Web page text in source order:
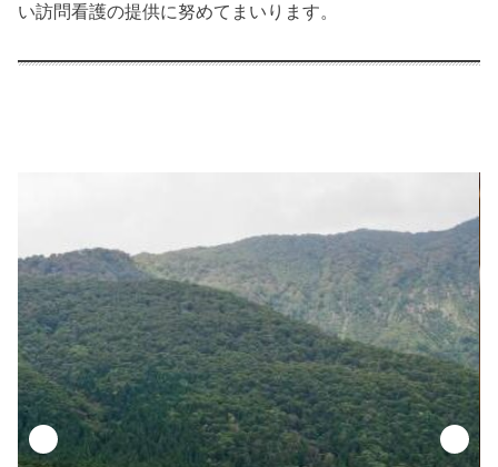
い訪問看護の提供に努めてまいります。